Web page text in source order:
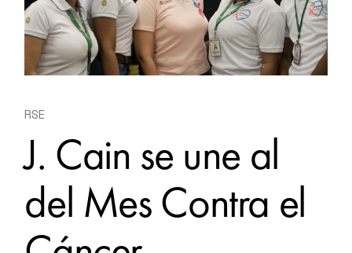
RSE
J. Cain se une al
del Mes Contra el